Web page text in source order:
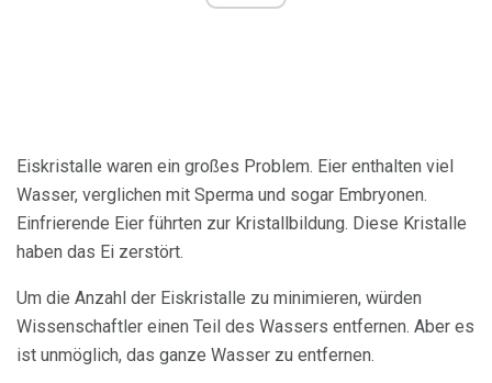
Eiskristalle waren ein großes Problem. Eier enthalten viel
Wasser, verglichen mit Sperma und sogar Embryonen.
Einfrierende Eier führten zur Kristallbildung. Diese Kristalle
haben das Ei zerstört.
Um die Anzahl der Eiskristalle zu minimieren, würden
Wissenschaftler einen Teil des Wassers entfernen. Aber es
ist unmöglich, das ganze Wasser zu entfernen.